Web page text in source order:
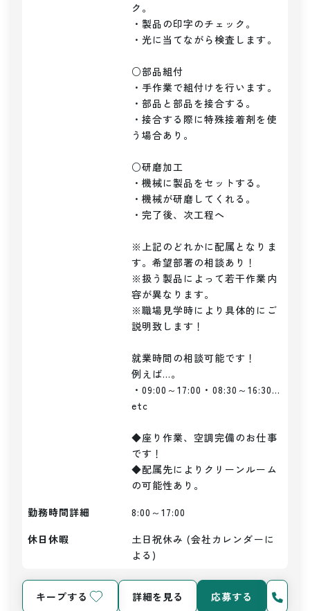
ク。
・製品の印字のチェック。
・光に当てながら検査します。
○部品組付
・手作業で組付けを行います。
・部品と部品を接合する。
・接合する際に特殊接着剤を使
う場合あり。
○研磨加工
・機械に製品をセットする。
・機械が研磨してくれる。
・完了後、次工程へ
※上記のどれかに配属となりま
す。希望部署の相談あり！
※扱う製品によって若干作業内
容が異なります。
※職場見学時により具体的にご
説明致します！
就業時間の相談可能です！
例えば…。
・09:00～17:00・08:30～16:30…
etc
◆座り作業、空調完備のお仕事
です！
◆配属先によりクリーンルーム
の可能性あり。
勤務時間詳細
8:00～17:00
休日休暇
土日祝休み (会社カレンダーに
よる)
キープする 詳細を見る 応募する